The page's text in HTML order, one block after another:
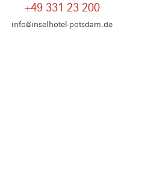
+49 331 23 200
info@inselhotel-potsdam.de